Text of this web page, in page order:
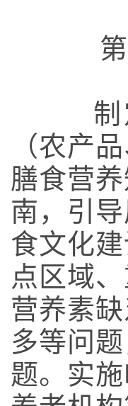
制定
（农产
膳食营
南，引
食文化
点区域
营养素
多等问
题。实